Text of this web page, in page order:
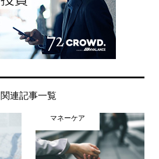
関連記事一覧
マネーケア